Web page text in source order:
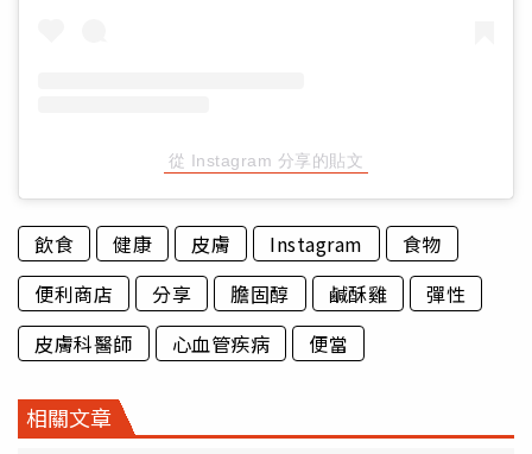
從 Instagram 分享的貼文
飲食 健康 皮膚 Instagram
食物
便利商店
分享 膽固醇 鹹酥雞
彈性
皮膚科醫師
心血管疾病 便當
相關文章